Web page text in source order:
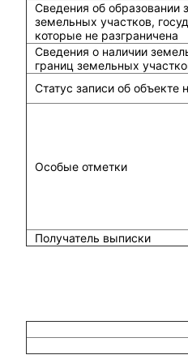
Сведения об образовании
земельных участков,
которые не разграничена
Сведения о наличии
границ земельных
Статус записи об объекте
Особые отметки
Получатель выписки